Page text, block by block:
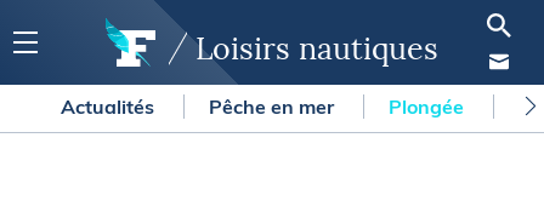
Loisirs nautiques
Actualités Pêche en mer Plongée